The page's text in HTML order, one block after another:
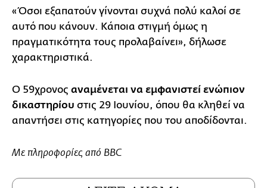
«Όσοι εξαπατούν γίνονται συχνά πολύ καλοί σε
αυτό που κάνουν. Κάποια στιγμή όμως η
πραγματικότητα τους προλαβαίνει», δήλωσε
χαρακτηριστικά.
Ο 59χρονος αναμένεται να εμφανιστεί ενώπιον
δικαστηρίου στις 29 Ιουνίου, όπου θα κληθεί να
απαντήσει στις κατηγορίες που του αποδίδονται.
Με πληροφορίες από BBC